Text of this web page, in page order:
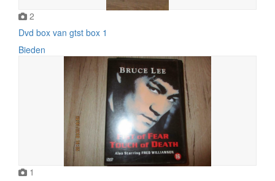
2
Dvd box van gtst box 1
Bieden
1